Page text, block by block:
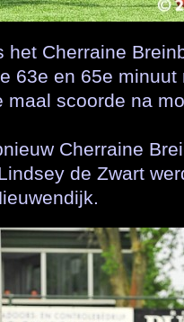
het Cherraine
63e en 65e minuut
maal scoorde na
Cherraine
de Zwart